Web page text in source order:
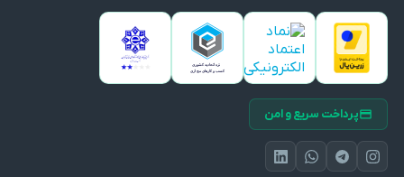
پرداخت سریع و امن